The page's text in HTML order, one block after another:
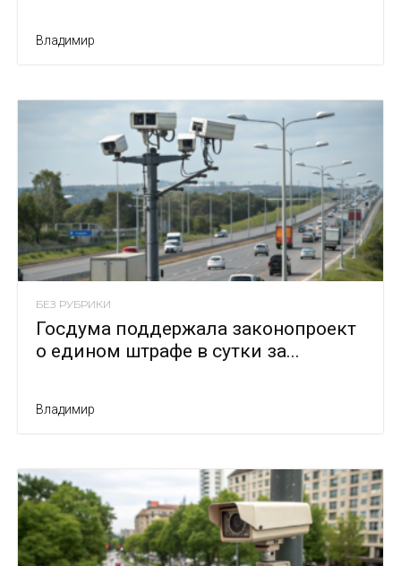
Владимир
БЕЗ РУБРИКИ
Госдума поддержала законопроект
о едином штрафе в сутки за...
Владимир